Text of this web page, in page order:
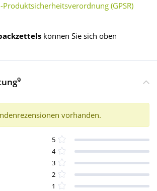
Produktsicherheitsverordnung (GPSR)
können Sie sich oben
9
vorhanden.
5
4
3
2
1